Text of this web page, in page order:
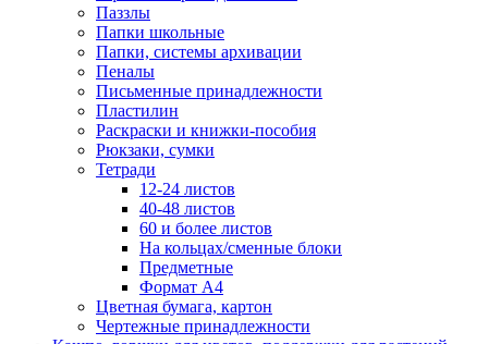
Паззлы
Папки школьные
Папки, системы архивации
Пеналы
Письменные принадлежности
Пластилин
Раскраски и книжки-пособия
Рюкзаки, сумки
Тетради
12-24 листов
40-48 листов
60 и более листов
На кольцах/сменные блоки
Предметные
Формат А4
Цветная бумага, картон
Чертежные принадлежности